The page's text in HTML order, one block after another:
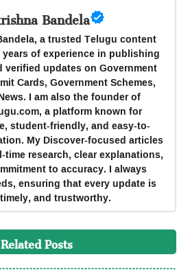
Bandela
a trusted Telugu content
of experience in publishing
verified updates on Government
Cards, Government Schemes,
I am also the founder of
a platform known for
student-friendly, and easy-to-
My Discover-focused articles
research, clear explanations,
to accuracy. I always
ensuring that every update is
and trustworthy.
Related Posts